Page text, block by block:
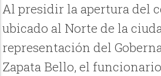
Al presidir la apertura del
ubicado al Norte de la
representación del
Zapata Bello, el